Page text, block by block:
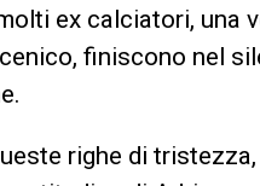
ex calciatori, una
finiscono nel
righe di tristezza,